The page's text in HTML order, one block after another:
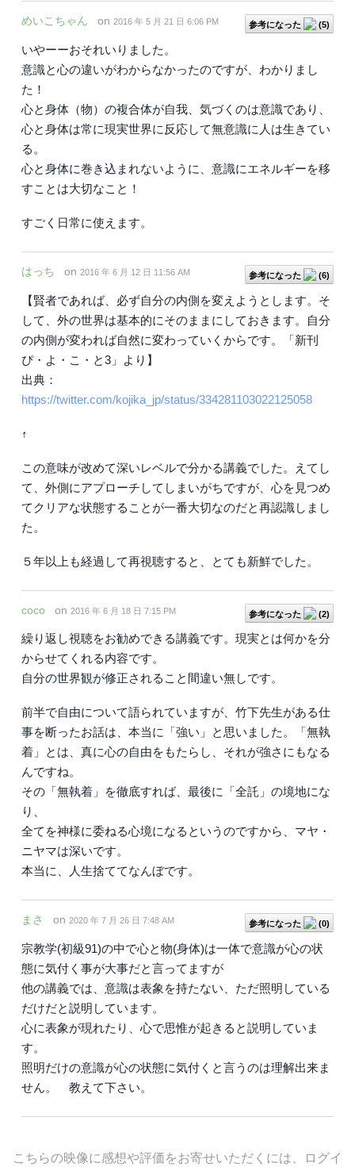
参考になった (5)
めいこちゃん on 2016 年 5 月 21 日 6:06 PM
いやーーおそれいりました。
意識と心の違いがわからなかったのですが、わかりまし
た！
心と身体（物）の複合体が自我、気づくのは意識であり、
心と身体は常に現実世界に反応して無意識に人は生きてい
る。
心と身体に巻き込まれないように、意識にエネルギーを移
すことは大切なこと！
すごく日常に使えます。
参考になった (6)
はっち on 2016 年 6 月 12 日 11:56 AM
【賢者であれば、必ず自分の内側を変えようとします。そ
して、外の世界は基本的にそのままにしておきます。自分
の内側が変われば自然に変わっていくからです。「新刊
ぴ・よ・こ・と3」より】
出典：
https://twitter.com/kojika_jp/status/334281103022125058
↑
この意味が改めて深いレベルで分かる講義でした。えてし
て、外側にアプローチしてしまいがちですが、心を見つめ
てクリアな状態することが一番大切なのだと再認識しまし
た。
５年以上も経過して再視聴すると、とても新鮮でした。
参考になった (2)
coco on 2016 年 6 月 18 日 7:15 PM
繰り返し視聴をお勧めできる講義です。現実とは何かを分
からせてくれる内容です。
自分の世界観が修正されること間違い無しです。
前半で自由について語られていますが、竹下先生がある仕
事を断ったお話は、本当に「強い」と思いました。「無執
着」とは、真に心の自由をもたらし、それが強さにもなる
んですね。
その「無執着」を徹底すれば、最後に「全託」の境地にな
り、
全てを神様に委ねる心境になるというのですから、マヤ・
ニヤマは深いです。
本当に、人生捨ててなんぼです。
参考になった (0)
まさ on 2020 年 7 月 26 日 7:48 AM
宗教学(初級91)の中で心と物(身体)は一体で意識が心の状
態に気付く事が大事だと言ってますが
他の講義では、意識は表象を持たない、ただ照明している
だけだと説明しています。
心に表象が現れたり、心で思惟が起きると説明していま
す。
照明だけの意識が心の状態に気付くと言うのは理解出来ま
せん。 教えて下さい。
こちらの映像に感想や評価をお寄せいただくには、ログイ